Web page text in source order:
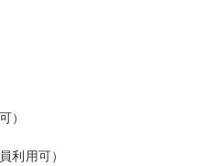
）
利用可）